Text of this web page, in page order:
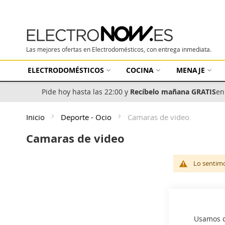
Usamos
Las mejores ofertas en Electrodomésticos, con entrega inmediata.
ELECTRODOMÉSTICOS COCINA MENAJE
Pide hoy hasta las 22:00 y Recíbelo mañana GRATIS
Inicio Deporte - Ocio Camaras de video
Camaras de video
Lo